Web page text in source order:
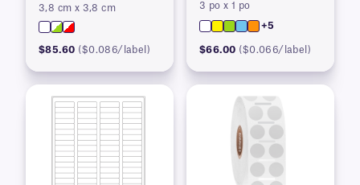
3,8 cm x 3,8 cm
$85.60 ($0.086/label)
imprimantes à transfert
thermique
3 po x 1 po
+5
$66.00 ($0.066/label)